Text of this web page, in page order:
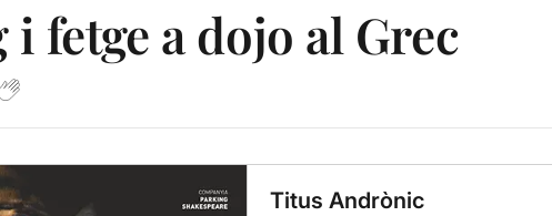
i fetge a dojo al Grec
Titus Andrònic